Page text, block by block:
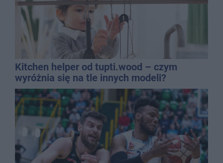
Kitchen helper od tupti.wood – czym
wyróżnia się na tle innych modeli?